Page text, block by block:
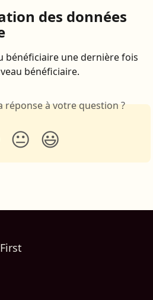
des données
bénéficiaire une dernière fois
bénéficiaire.
réponse à votre question ?
😐 😃